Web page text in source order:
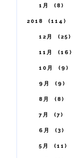
1月 8
2018 114
12月 25
11月 16
10月 9
9月 9
8月 8
7月 7
6月 3
5月 11